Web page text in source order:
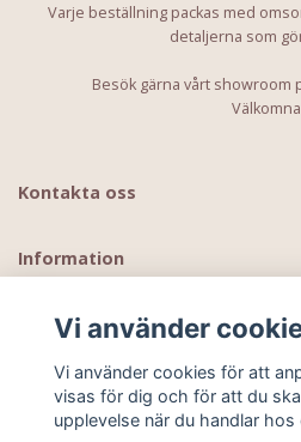
Varje beställning packas med
detaljerna som
Besök gärna vårt showroom
Kontakta oss
Information
Vi använder
Vi använder cookies för att
visas för dig och för att du
upplevelse när du handlar hos